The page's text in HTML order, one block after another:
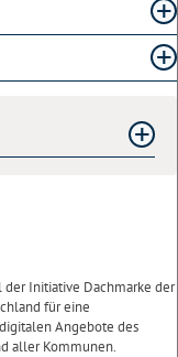
der Initiative Dachmarke der
für eine
Angebote des
aller Kommunen.